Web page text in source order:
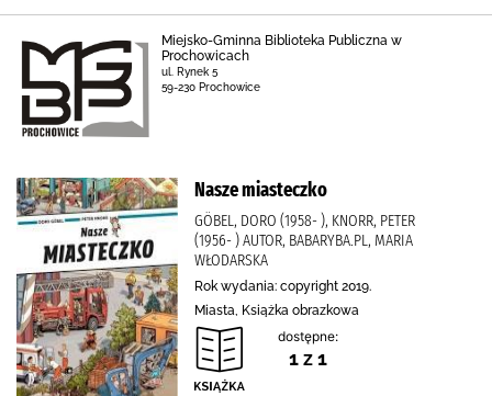
Miejsko-Gminna Biblioteka Publiczna w
Prochowicach
ul. Rynek 5
59-230 Prochowice
Nasze miasteczko
GÖBEL, DORO (1958- ), KNORR, PETER
(1956- ) AUTOR, BABARYBA.PL, MARIA
WŁODARSKA
Rok wydania: copyright 2019.
Miasta, Książka obrazkowa
dostępne:
1 z 1